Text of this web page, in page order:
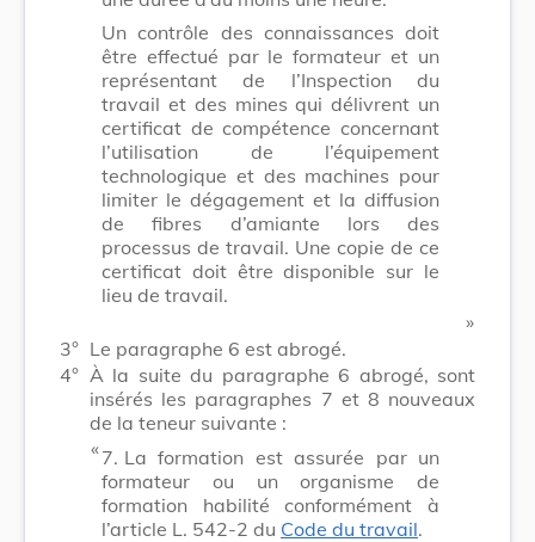
Un contrôle des connaissances doit
être effectué par le formateur et un
représentant de l’Inspection du
travail et des mines qui délivrent un
certificat de compétence concernant
l’utilisation de l’équipement
technologique et des machines pour
limiter le dégagement et la diffusion
de fibres d’amiante lors des
processus de travail. Une copie de ce
certificat doit être disponible sur le
lieu de travail.
​ »
3° Le paragraphe 6 est abrogé.
4° À la suite du paragraphe 6 abrogé, sont
insérés les paragraphes 7 et 8 nouveaux
de la teneur suivante :
​ «7. La formation est assurée par un
formateur ou un organisme de
formation habilité conformément à
l’article L. 542-2 du Code du travail.